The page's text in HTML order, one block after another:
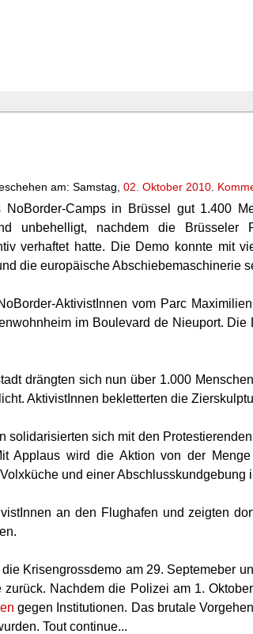
am: Samstag, 02. Oktober 2010
Camps in Brüssel gut 1.400
unbehelligt, nachdem die Brüsseler
verhaftet hatte. Die Demo konnte mit
die europäische Abschiebemaschinerie
AktivistInnen vom Parc
im Boulevard de Nieuport.
drängten sich nun über 1.000
AktivistInnen bekletterten die
sich mit den
Applaus wird die Aktion von der
und einer Abschlusskundgebung
an den Flughafen und zeigten
Krisengrossdemo am 29. Septemeber
Nachdem die Polizei am 1.
gegen Institutionen. Das brutale
Tout continue...